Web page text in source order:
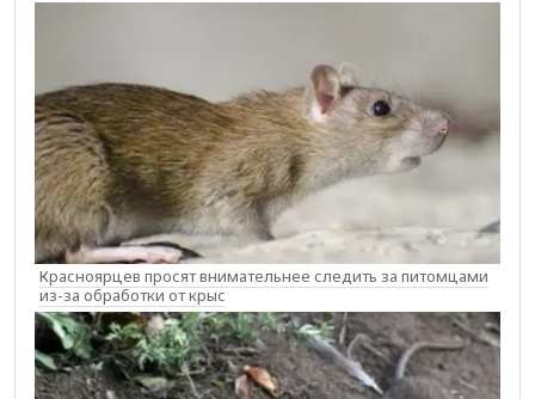
Красноярцев просят внимательнее следить за питомцами
из-за обработки от крыс